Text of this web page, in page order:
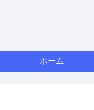
ホーム